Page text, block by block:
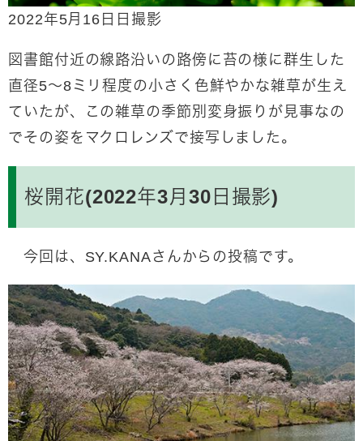
2022年5月16日日撮影
図書館付近の線路沿いの路傍に苔の様に群生した
直径5～8ミリ程度の小さく色鮮やかな雑草が生え
ていたが、この雑草の季節別変身振りが見事なの
でその姿をマクロレンズで接写しました。
桜開花(2022年3月30日撮影)
今回は、SY.KANAさんからの投稿です。